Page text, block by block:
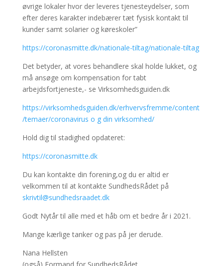
øvrige lokaler hvor der leveres tjenesteydelser, som
efter deres karakter indebærer tæt fysisk kontakt til
kunder samt solarier og køreskoler”
https://coronasmitte.dk/nationale-tiltag/nationale-tiltag
Det betyder, at vores behandlere skal holde lukket, og
må ansøge om kompensation for tabt
arbejdsfortjeneste,- se Virksomhedsguiden.dk
https://virksomhedsguiden.dk/erhvervsfremme/content
/temaer/coronavirus o g din virksomhed/
Hold dig til stadighed opdateret:
https://coronasmitte.dk
Du kan kontakte din forening,og du er altid er
velkommen til at kontakte SundhedsRådet på
skrivtil@sundhedsraadet.dk
Godt Nytår til alle med et håb om et bedre år i 2021.
Mange kærlige tanker og pas på jer derude.
Nana Hellsten